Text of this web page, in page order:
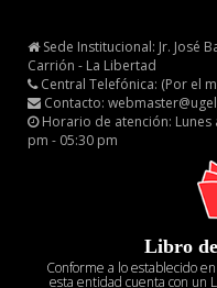
Sede Institucional: Jr. José
Carrión - La Libertad
Central Telefónica: (Por el
Contacto:
Horario de atención: Lunes
pm - 05:30 pm
Libro
Conforme a lo establecido
esta entidad cuenta con un